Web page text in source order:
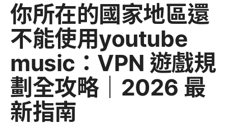
你所在的國家地區還
不能使用youtube
music：VPN 遊戲規
劃全攻略｜2026 最
新指南